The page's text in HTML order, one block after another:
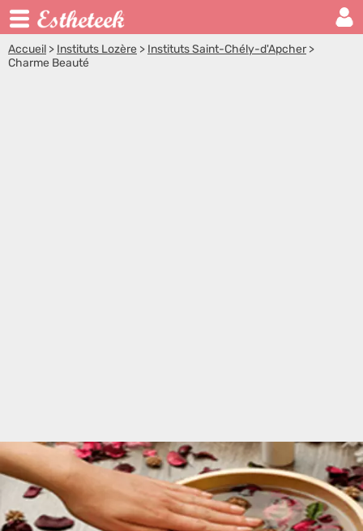
Accueil > Instituts Lozère > Instituts Saint-Chély-d'Apcher >
Charme Beauté